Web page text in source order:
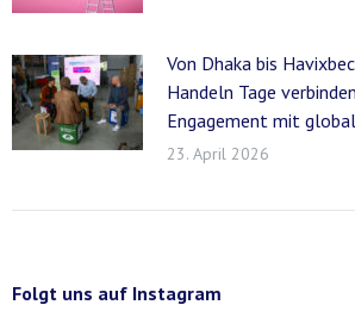
Von Dhaka bis
Handeln Tage
Engagement mit
23. April 2026
Folgt uns auf Instagram